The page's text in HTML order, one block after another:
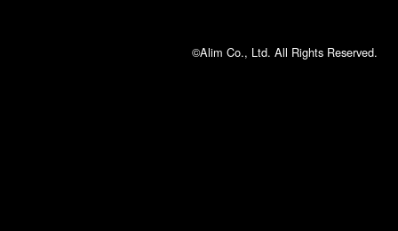
©Alim Co., Ltd. All Rights Reserved.